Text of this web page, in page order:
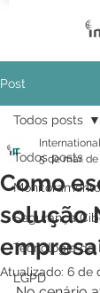
Post
Todos posts
Segurança
Tecnologia da
LGPD
Todos posts
Como
solução
5 de mar. de
Atualizado: 6 de